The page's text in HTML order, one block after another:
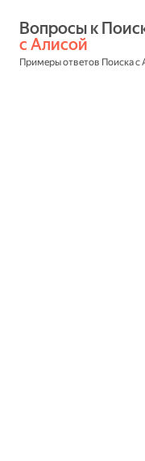
с Алисой
Примеры ответов Поиска с